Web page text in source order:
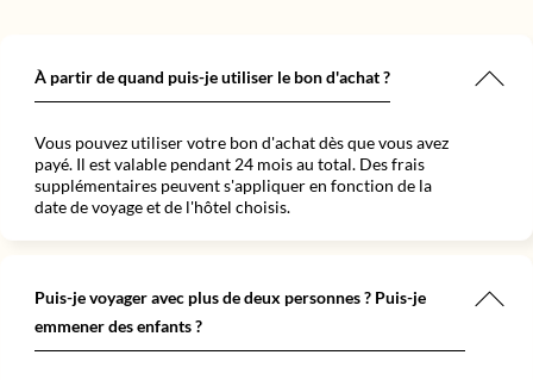
À voir
même
deÀ partir de quand puis-je utiliser le bon d'achat ?
Vous pouvez utiliser votre bon d'achat dès que vous avez
payé. Il est valable pendant 24 mois au total. Des frais
supplémentaires peuvent s'appliquer en fonction de la
date de voyage et de l'hôtel choisis.
Puis-je voyager avec plus de deux personnes ? Puis-je
emmener des enfants ?